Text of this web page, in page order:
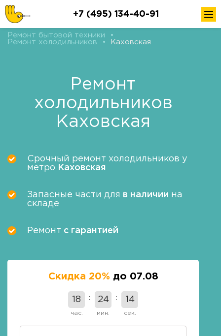
+7 (495) 134-40-91
Ремонт бытовой техники
•
Ремонт холодильников
• Каховская
Ремонт
холодильников
Каховская
Срочный ремонт холодильников у
метро
Каховская
Запасные части для в наличии на
складе
Ремонт с гарантией
Скидка 20% до 07.08
18
час.
24
мин.
13
сек.